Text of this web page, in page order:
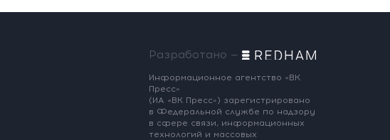
Разработано —
Информационное агентство «ВК
Пресс»
(ИА «ВК Пресс») зарегистрировано
в Федеральной службе по надзору
в сфере связи, информационных
технологий и массовых